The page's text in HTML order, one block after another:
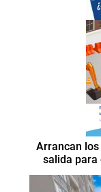
Arrancan
salida para